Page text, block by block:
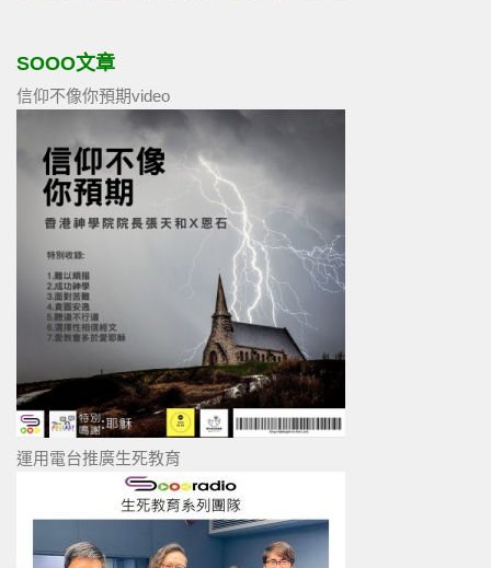
SOOO文章
信仰不像你預期video
運用電台推廣生死教育